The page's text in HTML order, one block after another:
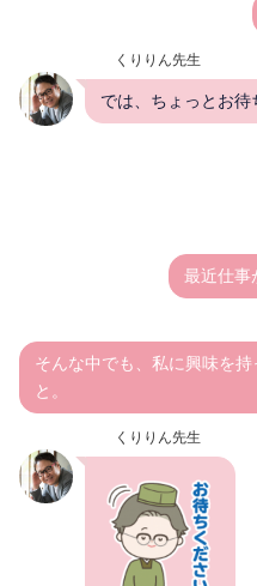
くりりん先生
では、ちょっとお待
最近仕事
そんな中でも、私に興味を
と。
くりりん先生